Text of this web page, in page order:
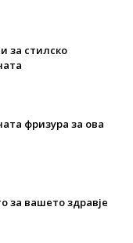
за стилско
фризура за ова
за вашето здравје